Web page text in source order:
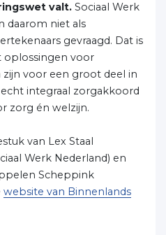
valt. Sociaal Werk
daarom niet als
gevraagd. Dat is
oplossingen voor
voor een groot deel in
integraal zorgakkoord
zorg én welzijn.
van Lex Staal
Werk Nederland) en
Scheppink
website van Binnenlands